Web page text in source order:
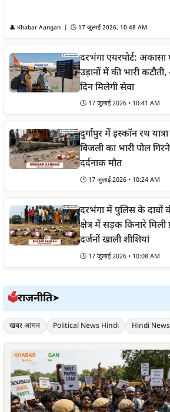
👤 Khabar Aangan | 🕒 17 जुलाई 2026, 10:48 AM
दरभंगा एयरपोर्ट:
उड़ानों में की भारी
दिन मिलेगी सेवा
🕒 17 जुलाई 2026 • 10:41 AM
दुर्गापुर में इस्कॉन रथ
बिजली का भारी पोल
दर्दनाक मौत
🕒 17 जुलाई 2026 • 10:24 AM
दरभंगा में पुलिस के दावों
क्षेत्र में सड़क किनारे
दर्जनों खाली शीशियां
🕒 17 जुलाई 2026 • 10:08 AM
🗳️राजनीति➤
खबर आंगन Political News Hindi Hindi News